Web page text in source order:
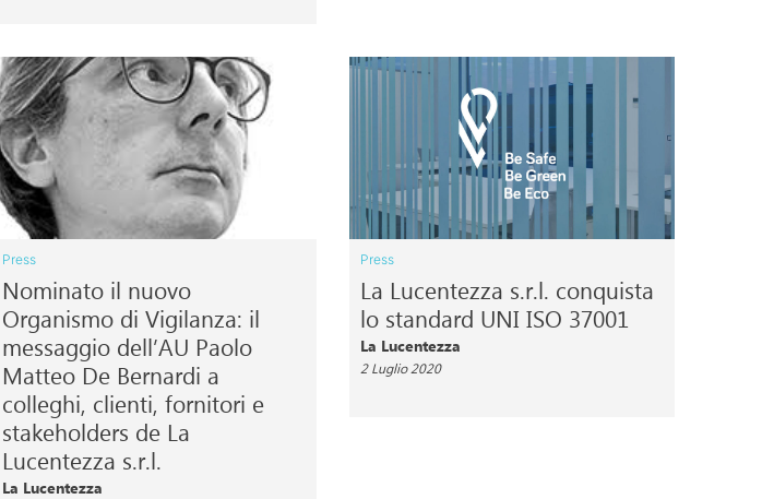
Press
Nominato il nuovo
Organismo di Vigilanza: il
messaggio dell’AU Paolo
Matteo De Bernardi a
colleghi, clienti, fornitori e
stakeholders de La
Lucentezza s.r.l.
La Lucentezza
Press
La Lucentezza s.r.l. conquista
lo standard UNI ISO 37001
La Lucentezza
2 Luglio 2020